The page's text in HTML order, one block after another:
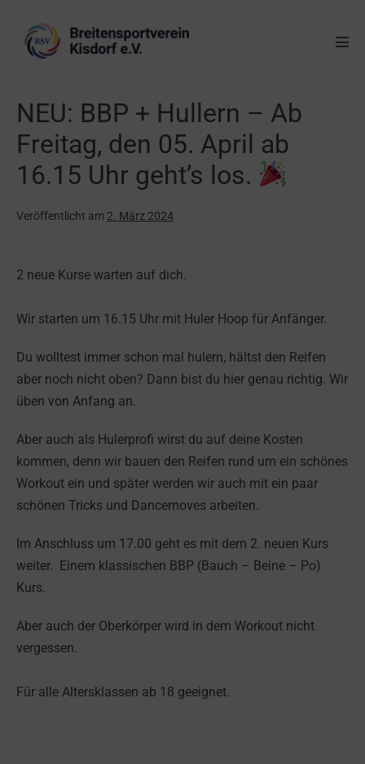
NEU: BBP + Hullern – Ab
Freitag, den 05. April ab
16.15 Uhr geht’s los.
Veröffentlicht am 2. März 2024
2 neue Kurse warten auf dich.
Wir starten um 16.15 Uhr mit Huler Hoop für Anfänger.
Du wolltest immer schon mal hulern, hältst den Reifen
aber noch nicht oben? Dann bist du hier genau richtig. Wir
üben von Anfang an.
Aber auch als Hulerprofi wirst du auf deine Kosten
kommen, denn wir bauen den Reifen rund um ein schönes
Workout ein und später werden wir auch mit ein paar
schönen Tricks und Dancemoves arbeiten.
Im Anschluss um 17.00 geht es mit dem 2. neuen Kurs
weiter. Einem klassischen BBP (Bauch – Beine – Po)
Kurs.
Aber auch der Oberkörper wird in dem Workout nicht
vergessen.
Für alle Altersklassen ab 18 geeignet.